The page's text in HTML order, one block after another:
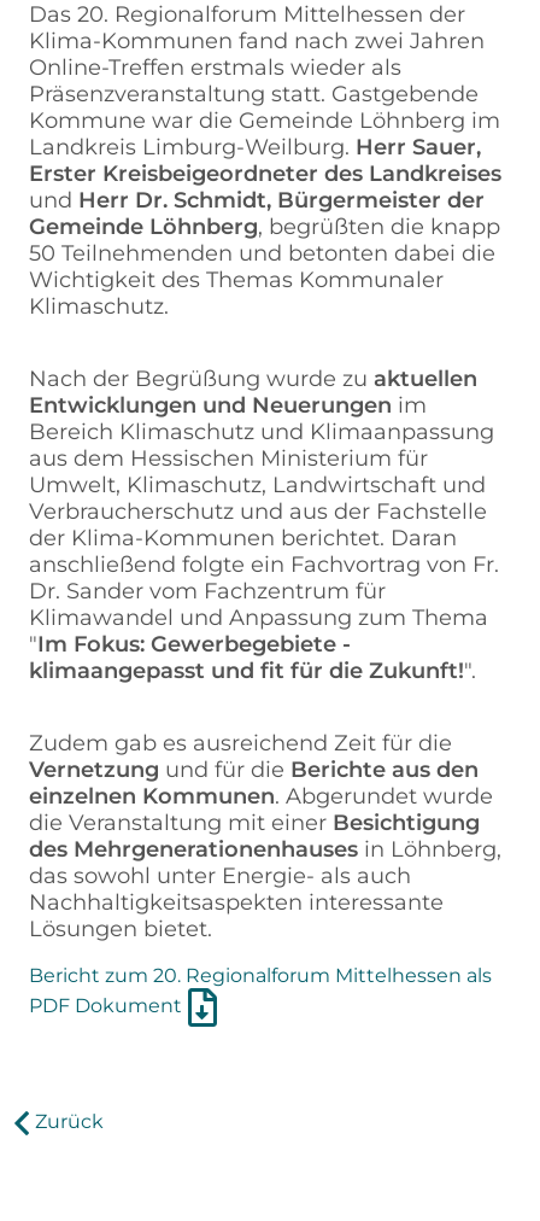
Das 20. Regionalforum Mittelhessen der
Klima-Kommunen fand nach zwei Jahren
Online-Treffen erstmals wieder als
Präsenzveranstaltung statt. Gastgebende
Kommune war die Gemeinde Löhnberg im
Landkreis Limburg-Weilburg. Herr Sauer,
Erster Kreisbeigeordneter des Landkreises
und Herr Dr. Schmidt, Bürgermeister der
Gemeinde Löhnberg, begrüßten die knapp
50 Teilnehmenden und betonten dabei die
Wichtigkeit des Themas Kommunaler
Klimaschutz.
Nach der Begrüßung wurde zu aktuellen
Entwicklungen und Neuerungen im
Bereich Klimaschutz und Klimaanpassung
aus dem Hessischen Ministerium für
Umwelt, Klimaschutz, Landwirtschaft und
Verbraucherschutz und aus der Fachstelle
der Klima-Kommunen berichtet. Daran
anschließend folgte ein Fachvortrag von Fr.
Dr. Sander vom Fachzentrum für
Klimawandel und Anpassung zum Thema
"Im Fokus: Gewerbegebiete -
klimaangepasst und fit für die Zukunft!".
Zudem gab es ausreichend Zeit für die
Vernetzung und für die Berichte aus den
einzelnen Kommunen. Abgerundet wurde
die Veranstaltung mit einer Besichtigung
des Mehrgenerationenhauses in Löhnberg,
das sowohl unter Energie- als auch
Nachhaltigkeitsaspekten interessante
Lösungen bietet.
Bericht zum 20. Regionalforum Mittelhessen als
PDF Dokument
Zurück